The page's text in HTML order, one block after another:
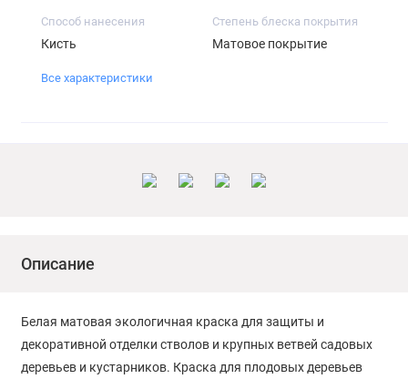
Способ нанесения
Кисть
Степень блеска покрытия
Матовое покрытие
Все характеристики
Описание
Белая матовая экологичная краска для защиты и
декоративной отделки стволов и крупных ветвей садовых
деревьев и кустарников. Краска для плодовых деревьев